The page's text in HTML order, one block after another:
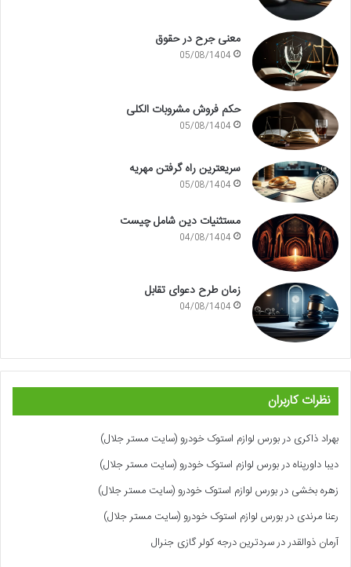
معنی جرح در حقوق
05/08/1404
حکم فروش مشروبات الکلی
05/08/1404
سریعترین راه گرفتن مهریه
05/08/1404
مستثنیات دین شامل چیست
04/08/1404
زمان طرح دعوای تقابل
04/08/1404
نظرات کاربران
بهراد ذاکری دربورس لوازم استوک خودرو (سایت مستر جلال)
دیبا داورپناهدربورس لوازم استوک خودرو (سایت مستر جلال)
زهره بخشی دربورس لوازم استوک خودرو (سایت مستر جلال)
رعنا مرندی دربورس لوازم استوک خودرو (سایت مستر جلال)
آرمان ذوالقدردرسردترین درجه کولر گازی جنرال